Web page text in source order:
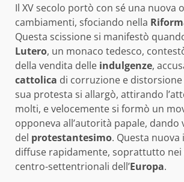
Il XV secolo portò con sé una nuova
cambiamenti, sfociando nella
Questa scissione si manifestò
Lutero, un monaco tedesco,
della vendita delle indulgenze,
cattolica di corruzione e distorsione
sua protesta si allargò, attirando
molti, e velocemente si formò un
opponeva all’autorità papale, dando
del protestantesimo. Questa nuova
diffuse rapidamente, soprattutto
centro-settentrionali dell’Europa.